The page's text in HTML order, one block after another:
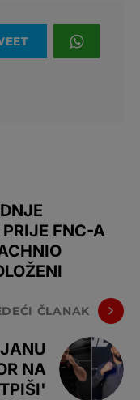
FNC-A
ČLANAK
NA